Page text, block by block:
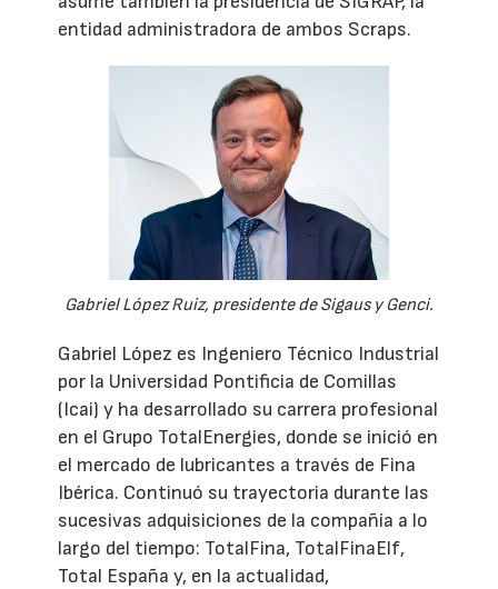
entidad administradora de ambos Scraps.
Gabriel López Ruiz, presidente de Sigaus y Genci.
Gabriel López es Ingeniero Técnico Industrial
por la Universidad Pontificia de Comillas
(Icai) y ha desarrollado su carrera profesional
en el Grupo TotalEnergies, donde se inició en
el mercado de lubricantes a través de Fina
Ibérica. Continuó su trayectoria durante las
sucesivas adquisiciones de la compañía a lo
largo del tiempo: TotalFina, TotalFinaElf,
Total España y, en la actualidad,